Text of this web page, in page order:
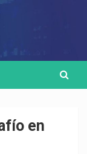
en